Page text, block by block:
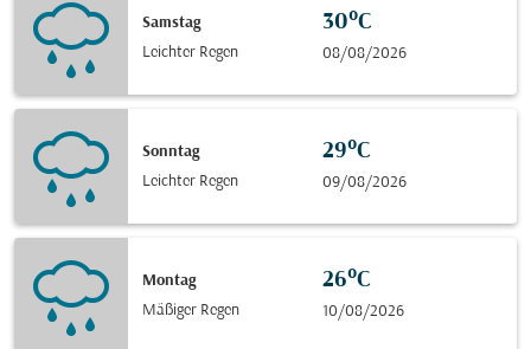
Samstag
Leichter Regen
30°C
08/08/2026
Sonntag
Leichter Regen
29°C
09/08/2026
Montag
Mäßiger Regen
26°C
10/08/2026